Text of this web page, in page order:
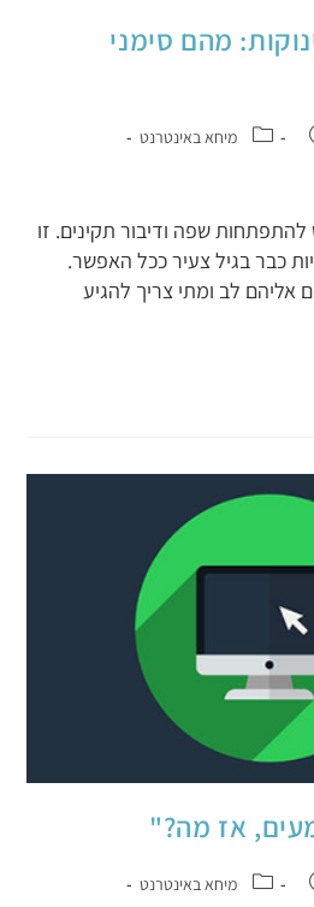
מהם סימני
מיחא באינטרנט
שפה ודיבור תקינים. זו
כבר בגיל צעיר ככל האפשר.
אליהם לב ומתי צריך להגיע
אז מה?"
מיחא באינטרנט